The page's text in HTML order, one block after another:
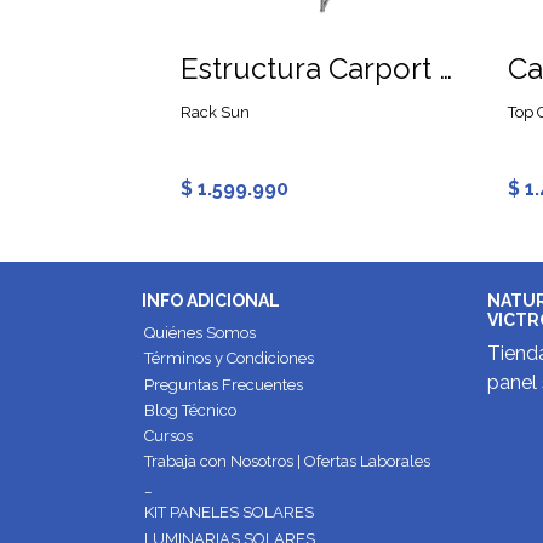
Estructura Carport Paneles Solares 2x5 tipo W para 2 Vehículos
Rack Sun
$ 1.599.990
Top
$
INFO ADICIONAL
Quiénes Somos
Términos y Condiciones
Preguntas Frecuentes
Blog Técnico
Cursos
Trabaja con Nosotros | Ofertas Laborales
KIT PANELES SOLARES
LUMINARIAS SOLARES
panel